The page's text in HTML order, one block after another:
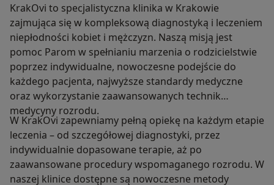
KrakOvi to specjalistyczna klinika w Krakowie
zajmująca się w kompleksową diagnostyką i leczeniem
niepłodności kobiet i mężczyzn. Naszą misją jest
pomoc Parom w spełnianiu marzenia o rodzicielstwie
poprzez indywidualne, nowoczesne podejście do
każdego pacjenta, najwyższe standardy medyczne
oraz wykorzystanie zaawansowanych technik
medycyny rozrodu.
W KrakOvi zapewniamy pełną opiekę na każdym etapie
leczenia – od szczegółowej diagnostyki, przez
indywidualnie dopasowane terapie, aż po
zaawansowane procedury wspomaganego rozrodu. W
naszej klinice dostępne są nowoczesne metody